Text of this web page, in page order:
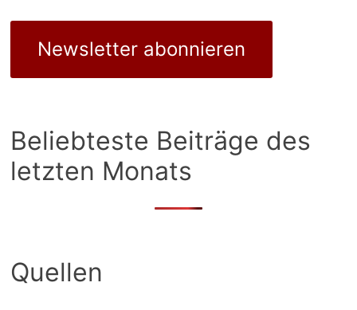
Newsletter abonnieren
Beliebteste Beiträge des
letzten Monats
Quellen